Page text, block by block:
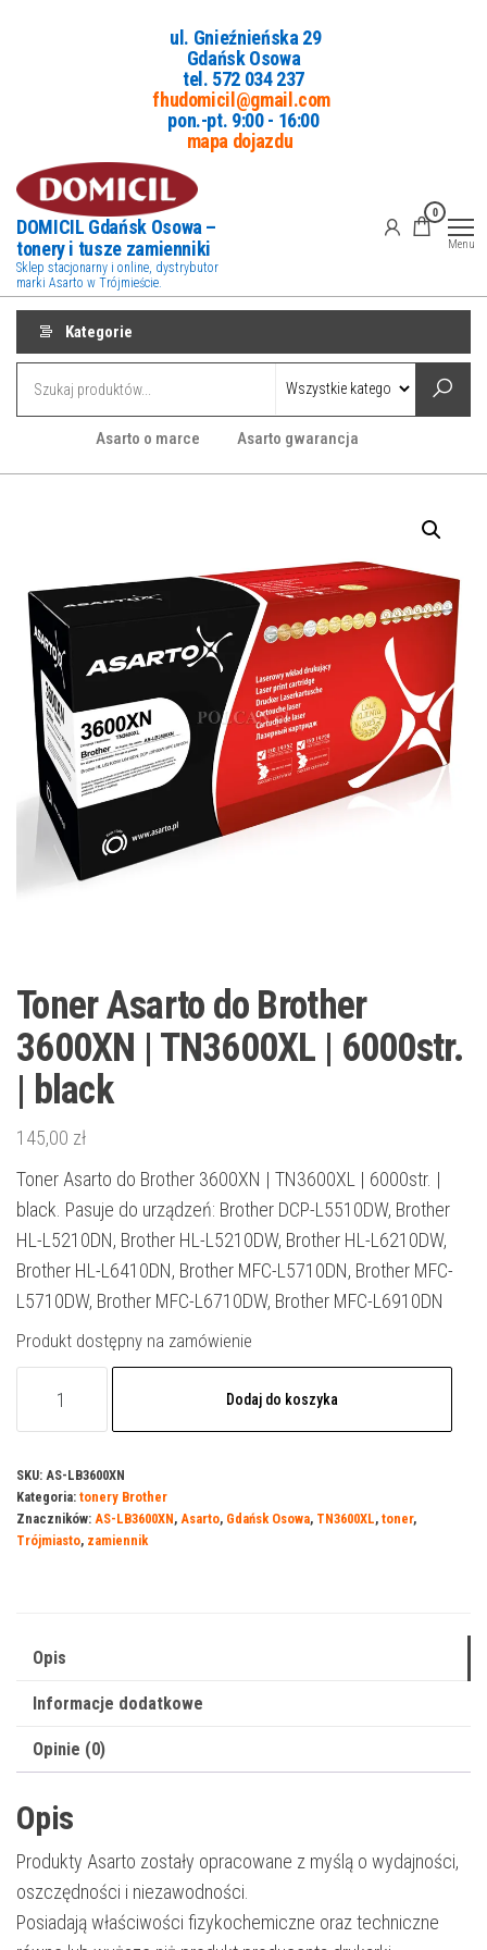
ul. Gnieźnieńska 29
Gdańsk Osowa
tel. 572 034 237
fhudomicil@gmail.com
pon.-pt. 9:00 - 16:00
mapa dojazdu
DOMICIL Gdańsk Osowa –
tonery i tusze zamienniki
Sklep stacjonarny i online, dystrybutor
marki Asarto w Trójmieście.
0
Menu
Kategorie
Asarto o marce Asarto gwarancja
Toner Asarto do Brother
3600XN | TN3600XL | 6000str.
| black
145,00 zł
Toner Asarto do Brother 3600XN | TN3600XL | 6000str. |
black. Pasuje do urządzeń: Brother DCP-L5510DW, Brother
HL-L5210DN, Brother HL-L5210DW, Brother HL-L6210DW,
Brother HL-L6410DN, Brother MFC-L5710DN, Brother MFC-
L5710DW, Brother MFC-L6710DW, Brother MFC-L6910DN
Produkt dostępny na zamówienie
do
Brother
3600XN
6000str.
black
Dodaj do koszyka
SKU: AS-LB3600XN
Kategoria: tonery Brother
Znaczników: AS-LB3600XN, Asarto, Gdańsk Osowa, TN3600XL, toner,
Trójmiasto, zamiennik
Opis
Informacje dodatkowe
Opinie (0)
Opis
Produkty Asarto zostały opracowane z myślą o wydajności,
oszczędności i niezawodności.
Posiadają właściwości fizykochemiczne oraz techniczne